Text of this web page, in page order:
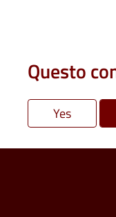
Questo